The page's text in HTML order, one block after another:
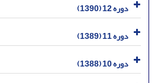
دوره 12 (1390)
دوره 11 (1389)
دوره 10 (1388)